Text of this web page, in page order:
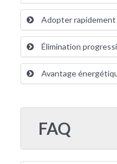
Adopter rapidement
Élimination
Avantage
FAQ